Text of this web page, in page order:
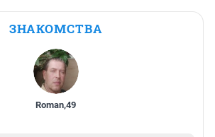
ЗНАКОМСТВА
Roman,49